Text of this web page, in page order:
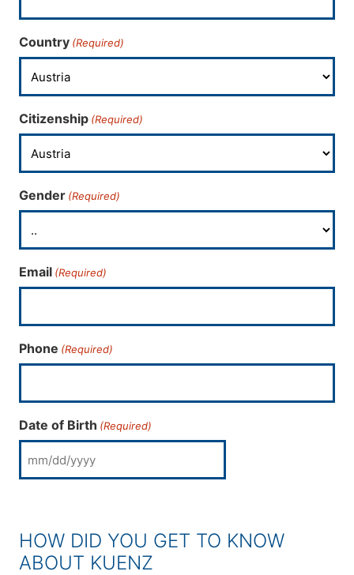
Country (Required)
Citizenship (Required)
Gender (Required)
Email (Required)
Phone (Required)
Date of Birth (Required)
MM slash DD slash YYYY
HOW DID YOU GET TO KNOW
ABOUT KUENZ